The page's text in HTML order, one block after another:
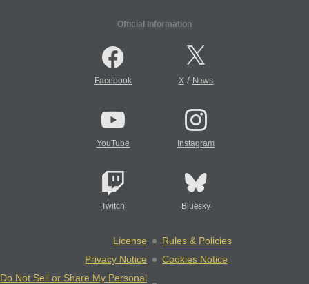
Official Information
Facebook X/ News
YouTube Instagram
Twitch Bluesky
License
Rules & Policies
Privacy Notice
Cookies Notice
Do Not Sell or Share My Personal